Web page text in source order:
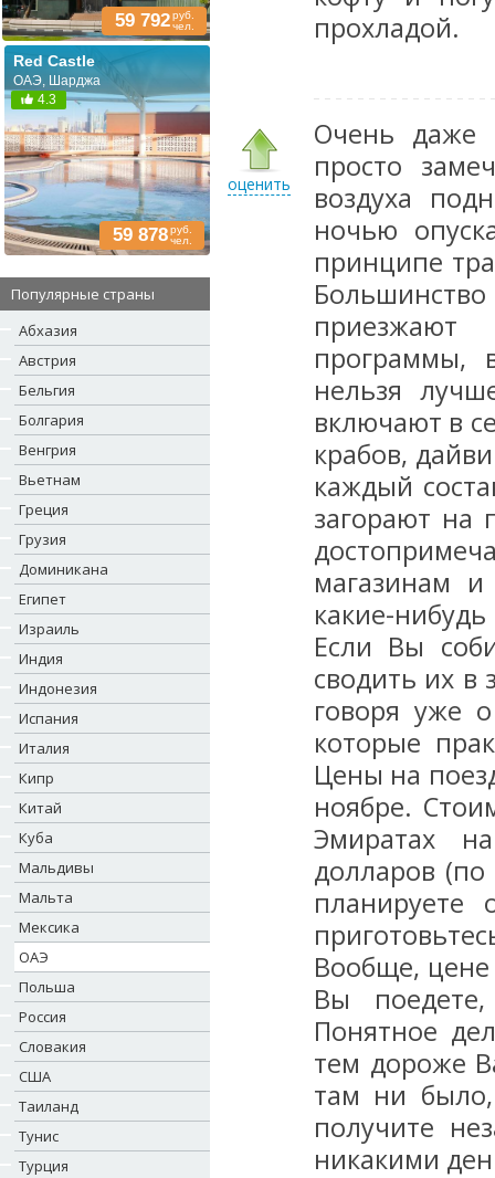
59 792руб.
чел.
Red Castle
ОАЭ, Шарджа
4.3
59 878руб.
чел.
Популярные страны
Абхазия
Австрия
Бельгия
Болгария
Венгрия
Вьетнам
Греция
Грузия
Доминикана
Египет
Израиль
Индия
Индонезия
Испания
Италия
Кипр
Китай
Куба
Мальдивы
Мальта
Мексика
ОАЭ
Польша
Россия
Словакия
США
Таиланд
Тунис
Турция
прохладой.
оценить
Очень даже
просто
воздуха
ночью
принципе
программы,
нельзя
включают в
крабов,
каждый
загорают на
магазинам
какие-
Если Вы
сводить их в
говоря уже
которые
Цены на
ноябре.
Эмиратах
долларов
планируете
Вообще, цене
Вы
Понятное
тем дороже
там ни
получите
никакими